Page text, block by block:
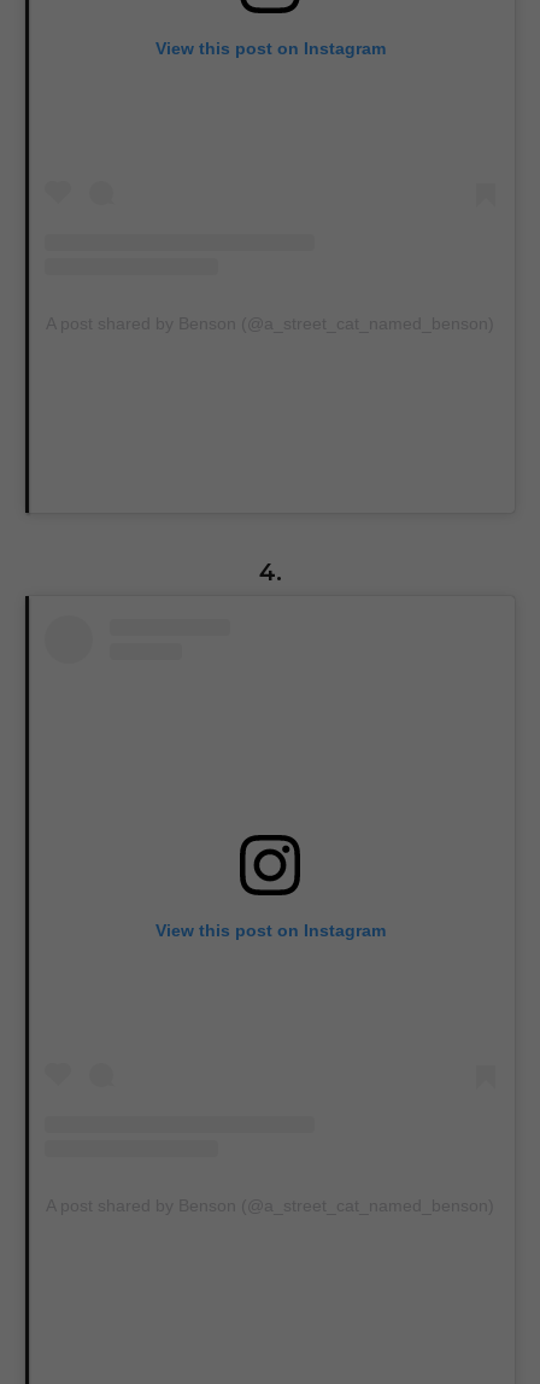
View this post on Instagram
4.
View this post on Instagram